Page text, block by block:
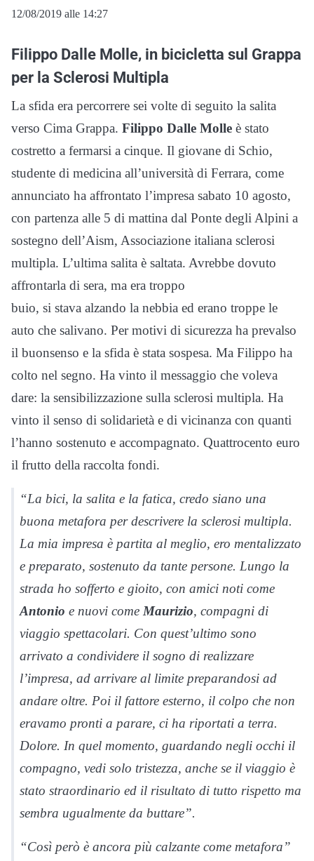
12/08/2019 alle 14:27
Filippo Dalle Molle, in bicicletta sul Grappa
per la Sclerosi Multipla
La sfida era percorrere sei volte di seguito la salita
verso Cima Grappa. Filippo Dalle Molle è stato
costretto a fermarsi a cinque. Il giovane di Schio,
studente di medicina all’università di Ferrara, come
annunciato ha affrontato l’impresa sabato 10 agosto,
con partenza alle 5 di mattina dal Ponte degli Alpini a
sostegno dell’Aism, Associazione italiana sclerosi
multipla. L’ultima salita è saltata. Avrebbe dovuto
affrontarla di sera, ma era troppo
buio, si stava alzando la nebbia ed erano troppe le
auto che salivano. Per motivi di sicurezza ha prevalso
il buonsenso e la sfida è stata sospesa. Ma Filippo ha
colto nel segno. Ha vinto il messaggio che voleva
dare: la sensibilizzazione sulla sclerosi multipla. Ha
vinto il senso di solidarietà e di vicinanza con quanti
l’hanno sostenuto e accompagnato. Quattrocento euro
il frutto della raccolta fondi.
“La bici, la salita e la fatica, credo siano una
buona metafora per descrivere la sclerosi multipla.
La mia impresa è partita al meglio, ero mentalizzato
e preparato, sostenuto da tante persone. Lungo la
strada ho sofferto e gioito, con amici noti come
Antonio e nuovi comeMaurizio, compagni di
viaggio spettacolari. Con quest’ultimo sono
arrivato a condividere il sogno di realizzare
l’impresa, ad arrivare al limite preparandosi ad
andare oltre. Poi il fattore esterno, il colpo che non
eravamo pronti a parare, ci ha riportati a terra.
Dolore. In quel momento, guardando negli occhi il
compagno, vedi solo tristezza, anche se il viaggio è
stato straordinario ed il risultato di tutto rispetto ma
sembra ugualmente da buttare”.
“Così però è ancora più calzante come metafora”